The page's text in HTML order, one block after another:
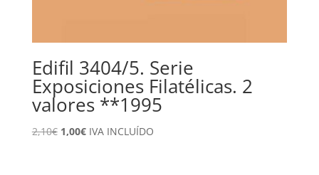
Edifil 3404/5. Serie
Exposiciones Filatélicas. 2
valores **1995
2,10€ El
1,00€ElIVA INCLUÍDO